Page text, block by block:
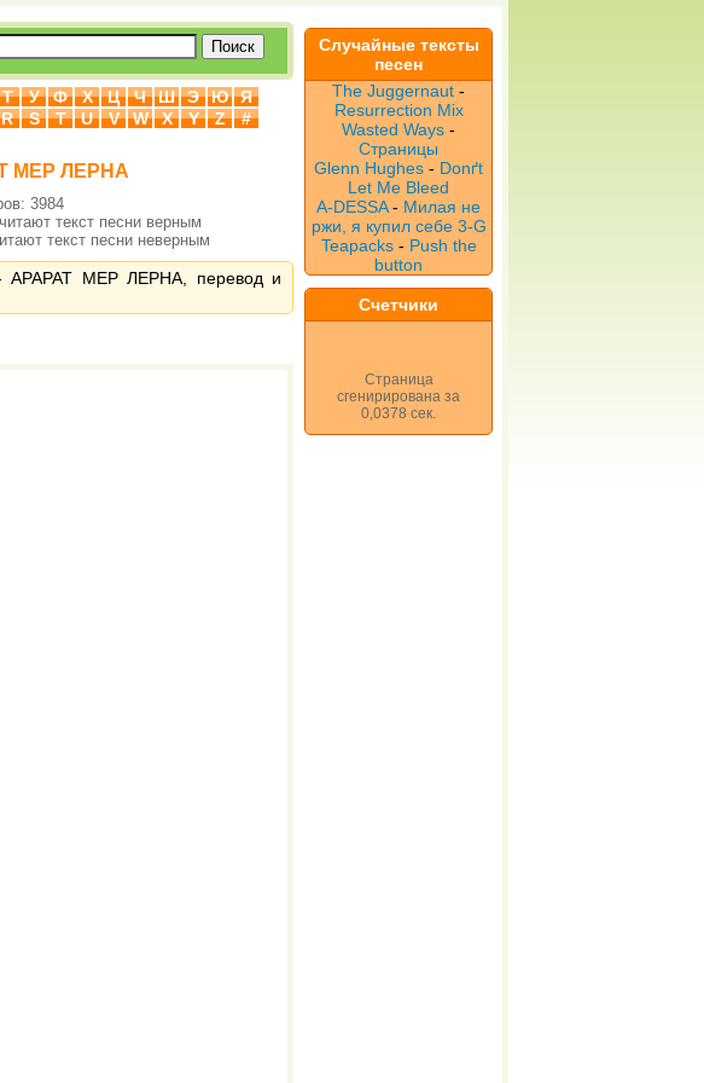
Т У Ф Х Ц Ч Ш Э Ю
Я
R S T U V W X Y Z
#
МЕР ЛЕРНА
3984
текст песни верным
текст песни неверным
- АРАРАТ МЕР ЛЕРНА, перевод и
Случайные тексты
песен
The Juggernaut -
Resurrection Mix
Wasted Ways -
Страницы
Glenn Hughes - Donґt
Let Me Bleed
A-DESSA- Милая не
ржи, я купил себе 3-G
Teapacks- Push the
button
Счетчики
Страница
сгенирирована за
0,0378 сек.